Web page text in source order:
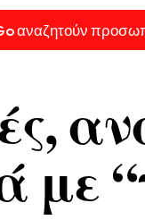
αναζητούν
με